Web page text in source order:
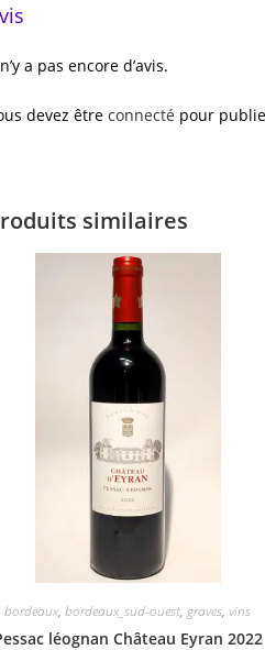
a pas encore d’avis.
devez être connecté pour
similaires
bordeaux,bordeaux_sud-ouest, graves,vins
léognan Château Eyran 2022